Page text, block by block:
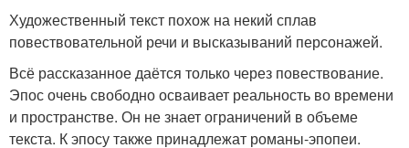
Художественный текст похож на некий сплав
повествовательной речи и высказываний персонажей.
Всё рассказанное даётся только через повествование.
Эпос очень свободно осваивает реальность во времени
и пространстве. Он не знает ограничений в объеме
текста. К эпосу также принадлежат романы-эпопеи.